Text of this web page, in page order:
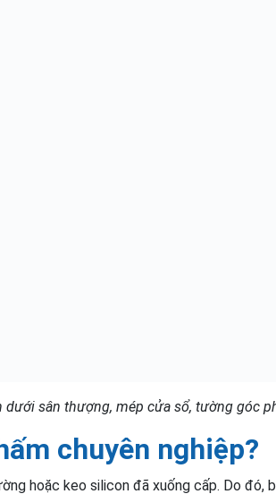
sân thượng, mép cửa sổ, tường góc
chuyên nghiệp?
hoặc keo silicon đã xuống cấp. Do đó,